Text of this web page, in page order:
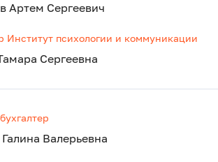
Артем Сергеевич
Институт психологии и коммуникации
Сергеевна
Валерьевна